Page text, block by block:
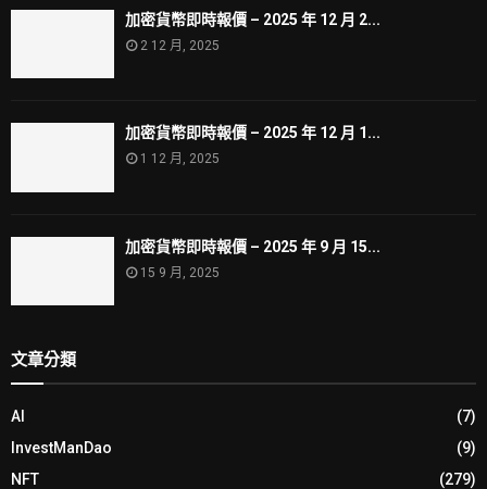
加密貨幣即時報價 – 2025 年 12 月 2...
2 12 月, 2025
加密貨幣即時報價 – 2025 年 12 月 1...
1 12 月, 2025
加密貨幣即時報價 – 2025 年 9 月 15...
15 9 月, 2025
文章分類
AI
(7)
InvestManDao
(9)
NFT
(279)